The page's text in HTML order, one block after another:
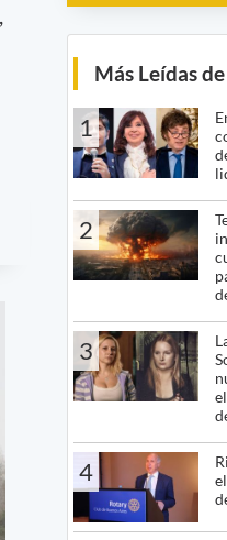
Más Leídas
1
2
3
4